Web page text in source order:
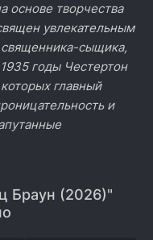
основе творчества
увлекательным
священника-сыщика,
годы Честертон
главный
и
Браун (2026)"